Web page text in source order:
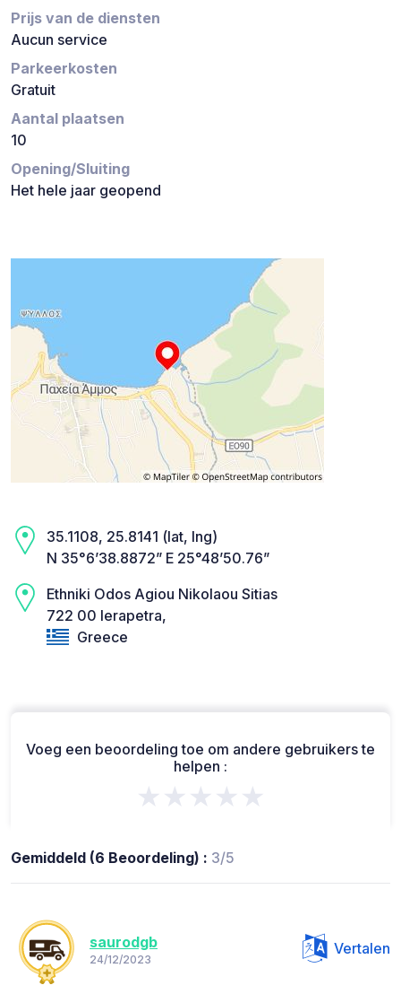
Prijs van de diensten
Aucun service
Parkeerkosten
Gratuit
Aantal plaatsen
10
Opening/Sluiting
Het hele jaar geopend
35.1108, 25.8141 (lat, lng)
N 35°6’38.8872” E 25°48’50.76”
Ethniki Odos Agiou Nikolaou Sitias
722 00 Ierapetra,
Greece
Voeg een beoordeling toe om andere gebruikers te
helpen :
★★★★★
Gemiddeld (6 Beoordeling) : 3/5
saurodgb
24/12/2023
Vertalen